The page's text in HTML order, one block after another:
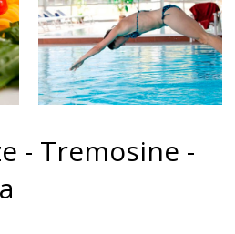
- Tremosine -